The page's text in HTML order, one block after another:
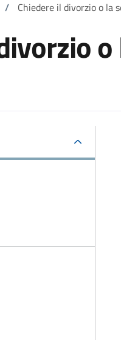
/ Chiedere il divorzio o la